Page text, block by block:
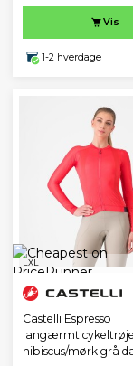
Vis
1-2 hverdage
LXL
Castelli Espresso
langærmt cykeltrøje
hibiscus/mørk grå